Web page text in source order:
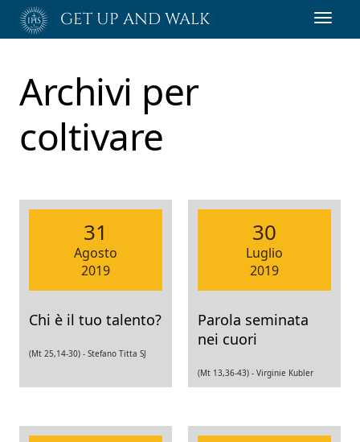
Passa
GET UP AND WALK
Archivi per
coltivare
31
Agosto
2019
Chi è il tuo talento?
(Mt 25,14-30) - Stefano Titta SJ
30
Luglio
2019
Parola seminata
nei cuori
(Mt 13,36-43) - Virginie Kubler